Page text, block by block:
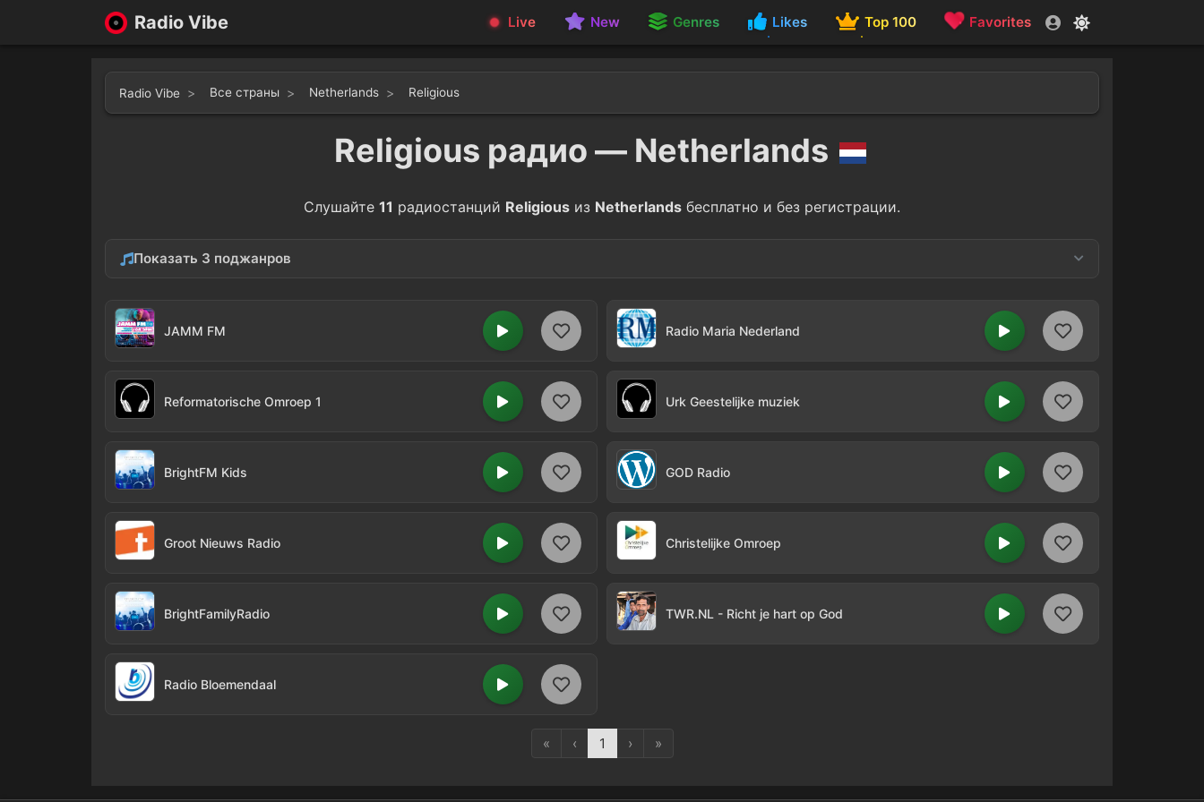
Radio Vibe Live New Genres Likes Top 100 Favorites
Radio Vibe Все страны Netherlands Religious
Religious радио — Netherlands
Слушайте 11 радиостанций Religious из Netherlands бесплатно и без регистрации.
Показать 3 поджанров
Christian Spiritual
JAMM FM Radio Maria Nederland
Reformatorische Omroep 1 Urk Geestelijke muziek
BrightFM Kids GOD Radio
Groot Nieuws Radio Christelijke Omroep
BrightFamilyRadio TWR.NL - Richt je hart op God
Radio Bloemendaal
« ‹ 1 › »